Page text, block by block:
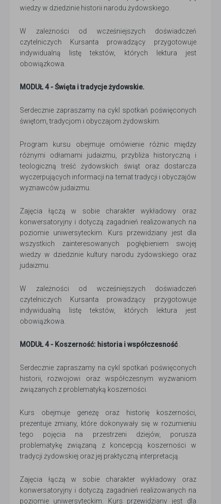
wiedzy w dziedzinie historii narodu żydowskiego.
W zależności od wcześniejszych doświadczeń
czytelniczych Kursanta prowadzący przygotowuje
indywidualną listę tekstów, których lektura jest
obowiązkowa.
MODUŁ 4 - Święta i tradycje żydowskie.
Serdecznie zapraszamy na cykl spotkań poświęconych
świętom, tradycjom i obyczajom żydowskim.
Program kursu obejmuje omówienie różnic między
różnymi odłamami judaizmu, przybliża historyczną i
teologiczną treść żydowskich świąt oraz dostarcza
wyczerpujących informacji na temat tradycji i obyczajów
wyznawców judaizmu.
Zajęcia łączą w sobie charakter wykładowy oraz
konwersatoryjny i dotyczą zagadnień realizowanych na
poziomie uniwersyteckim. Kurs przewidziany jest dla
wszystkich zainteresowanych pogłębieniem swojej
wiedzy w dziedzinie kultury narodu żydowskiego oraz
judaizmu.
W zależności od wcześniejszych doświadczeń
czytelniczych Kursanta prowadzący przygotowuje
indywidualną listę tekstów, których lektura jest
obowiązkowa.
MODUŁ 4 - Koszerność: historia i współczesność.
Serdecznie zapraszamy na cykl spotkań poświęconych
historii, rozwojowi oraz współczesnym wyzwaniom
związanych z problematyką koszerności.
Kurs obejmuje genezę oraz historię koszerności,
prezentuje zmiany, które dokonywały się w rozumieniu
tego pojęcia na przestrzeni dziejów, porusza
problematykę związaną z koncepcją koszerności w
tradycji żydowskiej oraz jej praktyczną interpretacją.
Zajęcia łączą w sobie charakter wykładowy oraz
konwersatoryjny i dotyczą zagadnień realizowanych na
poziomie uniwersyteckim. Kurs przewidziany jest dla